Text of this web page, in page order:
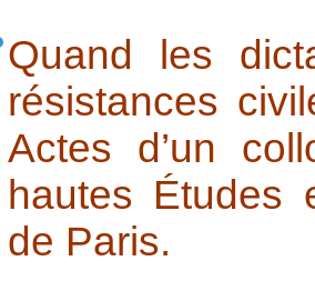
Quand les
résistances
Actes d’un
hautes Études
de Paris.